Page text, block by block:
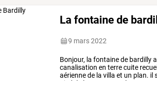
La fontaine de
9 mars 2022
Bonjour, la fontainede bardilly
canalisation en terrecuite
aériennede la villa et un plan. il
pied de la de